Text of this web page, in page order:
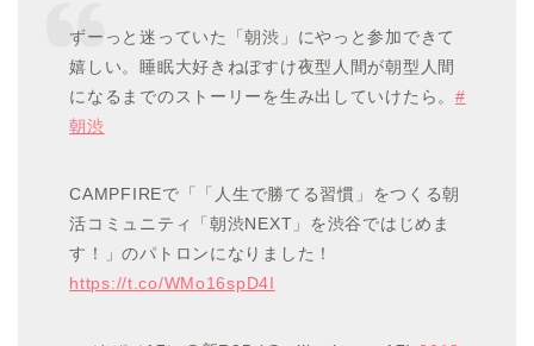
ずーっと迷っていた「朝渋」にやっと参加できて
嬉しい。睡眠大好きねぼすけ夜型人間が朝型人間
になるまでのストーリーを生み出していけたら。#
朝渋
CAMPFIREで「「人生で勝てる習慣」をつくる朝
活コミュニティ「朝渋NEXT」を渋谷ではじめま
す！」のパトロンになりました！
https://t.co/WMo16spD4I